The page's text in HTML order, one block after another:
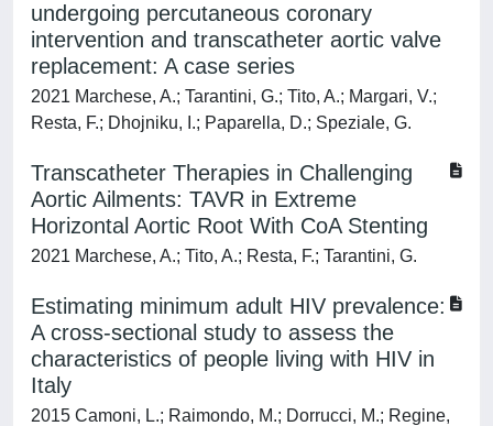
undergoing percutaneous coronary
intervention and transcatheter aortic valve
replacement: A case series
2021 Marchese, A.; Tarantini, G.; Tito, A.; Margari, V.;
Resta, F.; Dhojniku, I.; Paparella, D.; Speziale, G.
Transcatheter Therapies in Challenging
Aortic Ailments: TAVR in Extreme
Horizontal Aortic Root With CoA Stenting
2021 Marchese, A.; Tito, A.; Resta, F.; Tarantini, G.
Estimating minimum adult HIV prevalence:
A cross-sectional study to assess the
characteristics of people living with HIV in
Italy
2015 Camoni, L.; Raimondo, M.; Dorrucci, M.; Regine,